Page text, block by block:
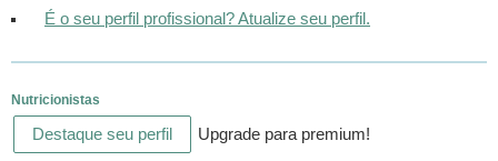
É o seu perfil profissional? Atualize seu perfil.
Nutricionistas
Destaque seu perfil Upgrade para premium!